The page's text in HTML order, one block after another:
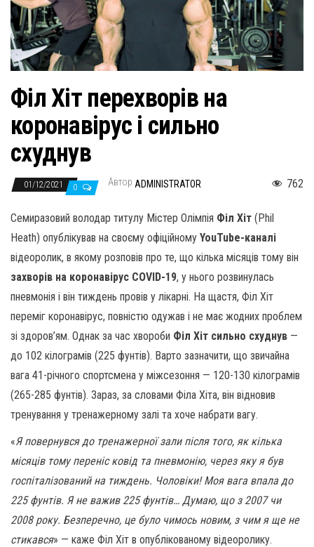
Філ Хіт перехворів на
коронавірус і сильно
схуднув
01/12/2021 0 Автор ADMINISTRATOR 762
Семиразовий володар титулу Містер Олімпія Філ Хіт (Phil
Heath) опублікував на своєму офіційному YouTube-каналі
відеоролик, в якому розповів про те, що кілька місяців тому він
захворів на коронавірус COVID-19, у нього розвинулась
пневмонія і він тиждень провів у лікарні. На щастя, Філ Хіт
переміг коронавірус, повністю одужав і не має жодних проблем
зі здоров’ям. Однак за час хвороби Філ Хіт сильно схуднув —
до 102 кілограмів (225 фунтів). Варто зазначити, що звичайна
вага 41-річного спортсмена у міжсезоння — 120-130 кілограмів
(265-285 фунтів). Зараз, за ​​словами Філа Хіта, він відновив
тренування у тренажерному залі та хоче набрати вагу.
«Я повернувся до тренажерної зали після того, як кілька
місяців тому переніс ковід та пневмонію, через яку я був
госпіталізований на тиждень. Чоловіки! Моя вага впала до
225 фунтів. Я не важив 225 фунтів… Думаю, що з 2007 чи
2008 року. Безперечно, це було чимось новим, з чим я ще не
стикався» — каже Філ Хіт в опублікованому відеоролику.